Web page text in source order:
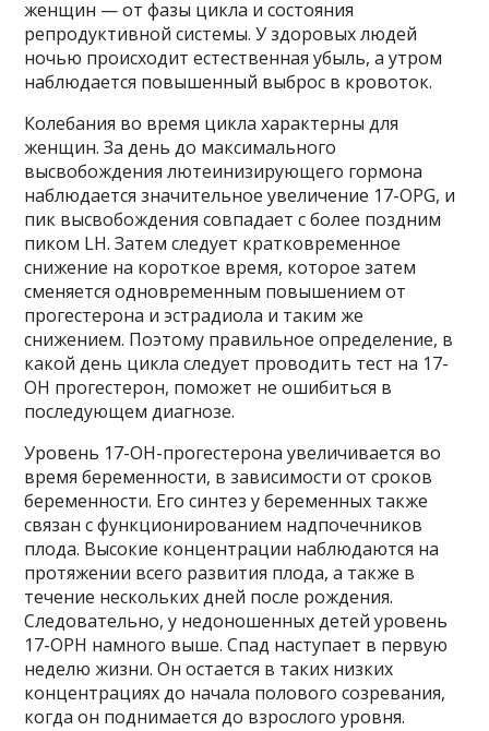
женщин — от фазы цикла и состояния
репродуктивной системы. У здоровых людей
ночью происходит естественная убыль, а утром
наблюдается повышенный выброс в кровоток.
Колебания во время цикла характерны для
женщин. За день до максимального
высвобождения лютеинизирующего гормона
наблюдается значительное увеличение 17-OPG, и
пик высвобождения совпадает с более поздним
пиком LH. Затем следует кратковременное
снижение на короткое время, которое затем
сменяется одновременным повышением от
прогестерона и эстрадиола и таким же
снижением. Поэтому правильное определение, в
какой день цикла следует проводить тест на 17-
ОН прогестерон, поможет не ошибиться в
последующем диагнозе.
Уровень 17-ОН-прогестерона увеличивается во
время беременности, в зависимости от сроков
беременности. Его синтез у беременных также
связан с функционированием надпочечников
плода. Высокие концентрации наблюдаются на
протяжении всего развития плода, а также в
течение нескольких дней после рождения.
Следовательно, у недоношенных детей уровень
17-OPH намного выше. Спад наступает в первую
неделю жизни. Он остается в таких низких
концентрациях до начала полового созревания,
когда он поднимается до взрослого уровня.